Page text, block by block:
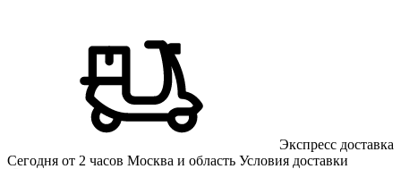
Экспресс доставка
Сегодня от 2 часов Москва и область Условия доставки